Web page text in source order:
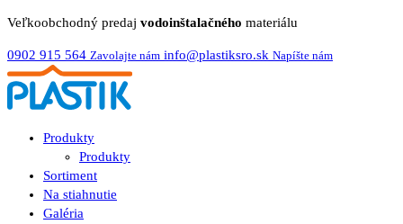
Veľkoobchodný predaj vodoinštalačného materiálu
0902 915 564 Zavolajte nám info@plastiksro.sk Napíšte nám
Produkty
Produkty
Sortiment
Na stiahnutie
Galéria